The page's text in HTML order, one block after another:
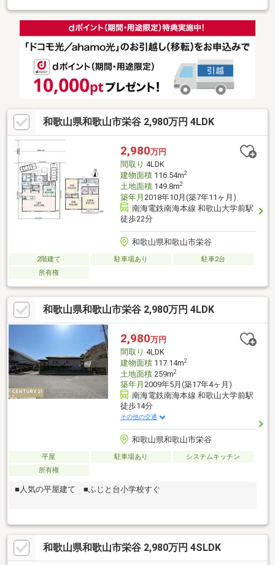
和歌山県和歌山市栄谷 2,980万円 4LDK
2,980万円
間取り 4LDK
建物面積116.54m2
土地面積149.8m2
築年月 2018年10月(築7年11ヶ月)
南海電鉄南海本線 和歌山大学前駅
徒歩22分
和歌山県和歌山市栄谷
2階建て 駐車場あり
駐車2台
所有権
和歌山県和歌山市栄谷 2,980万円 4LDK
2,980万円
間取り 4LDK
建物面積117.14m2
土地面積259m2
築年月 2009年5月(築17年4ヶ月)
南海電鉄南海本線 和歌山大学前駅
徒歩14分
その他の交通
和歌山県和歌山市栄谷
平屋 駐車場あり
システムキッチン
所有権
■人気の平屋建て ■ふじと台小学校すぐ
和歌山県和歌山市栄谷 2,980万円 4SLDK